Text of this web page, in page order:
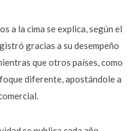
a la cima se explica, según el
gracias a su desempeño
que otros países, como
diferente, apostándole a